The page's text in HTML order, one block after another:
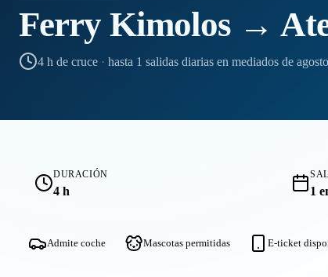
Ferry Kimolos →
4 h de cruce · hasta 1 salidas diarias en mediados de agosto
DURACIÓN
4 h 1
Admite coche Mascotas permitidas E-ticket